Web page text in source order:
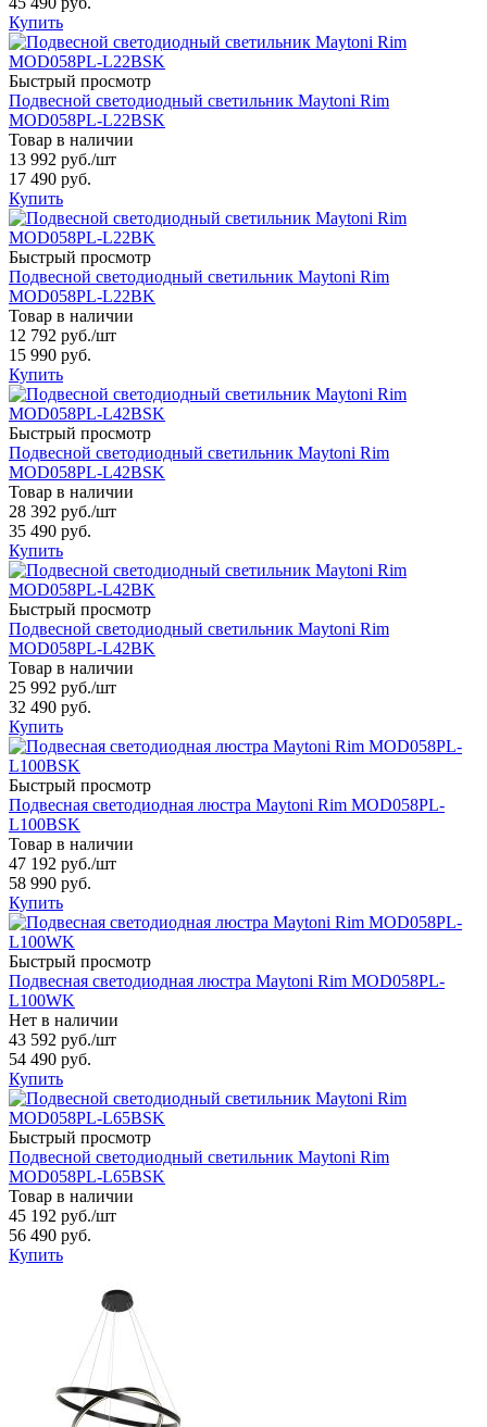
Купить
Быстрый просмотр
Подвесной светодиодный светильник Maytoni Rim
MOD058PL-L22BSK
Товар в наличии
13 992 руб./шт
17 490 руб.
Купить
Быстрый просмотр
Подвесной светодиодный светильник Maytoni Rim
MOD058PL-L22BK
Товар в наличии
12 792 руб./шт
15 990 руб.
Купить
Быстрый просмотр
Подвесной светодиодный светильник Maytoni Rim
MOD058PL-L42BSK
Товар в наличии
28 392 руб./шт
35 490 руб.
Купить
Быстрый просмотр
Подвесной светодиодный светильник Maytoni Rim
MOD058PL-L42BK
Товар в наличии
25 992 руб./шт
32 490 руб.
Купить
Быстрый просмотр
Подвесная светодиодная люстра Maytoni Rim MOD058PL-
L100BSK
Товар в наличии
47 192 руб./шт
58 990 руб.
Купить
Быстрый просмотр
Подвесная светодиодная люстра Maytoni Rim MOD058PL-
L100WK
Нет в наличии
43 592 руб./шт
54 490 руб.
Купить
Быстрый просмотр
Подвесной светодиодный светильник Maytoni Rim
MOD058PL-L65BSK
Товар в наличии
45 192 руб./шт
56 490 руб.
Купить